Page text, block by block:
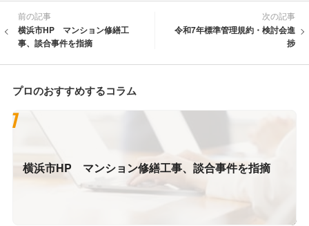
前の記事
横浜市HP マンション修繕工
事、談合事件を指摘
次の記事
令和7年標準管理規約・検討会進
捗
プロのおすすめするコラム
横浜市HP マンション修繕工事、談合事件を指摘